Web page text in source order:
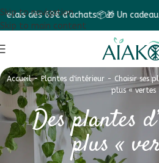
Skip to navigation
Skip to main content
69€ d'achats📦🎁 Un cadeau dans
Accueil- Plantes d'intérieur- Choisir ses
plus « vertes
Des plantes
plus «